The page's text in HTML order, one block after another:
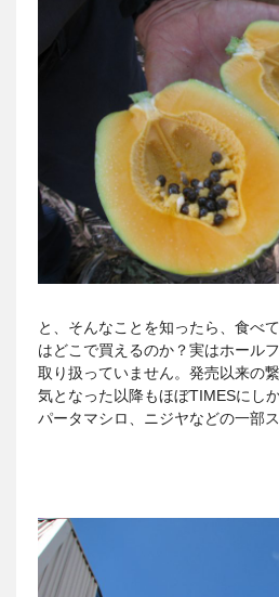
と、そんなことを知ったら、食べ
はどこで買えるのか？実はホール
取り扱っていません。発売以来の
気となった以降もほぼTIMESにし
パータマシロ、ニジヤなどの一部